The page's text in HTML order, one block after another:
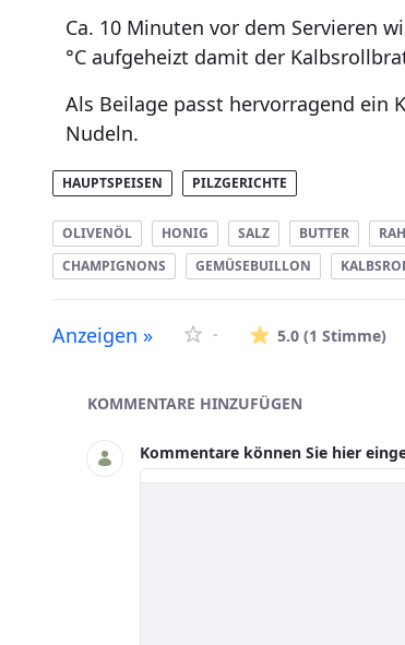
Ca. 10 Minuten vor dem Servieren
°C aufgeheizt damit der
Als Beilage passt hervorragend ein
Nudeln.
HAUPTSPEISEN PILZGERICHTE
OLIVENÖL HONIG SALZ BUTTER
CHAMPIGNONS
GEMÜSEBUILLON
Anzeigen » - 5.0 (1 Stimme)
Asset-Herausgeber
KOMMENTARE HINZUFÜGEN
Kommentare können Sie hier